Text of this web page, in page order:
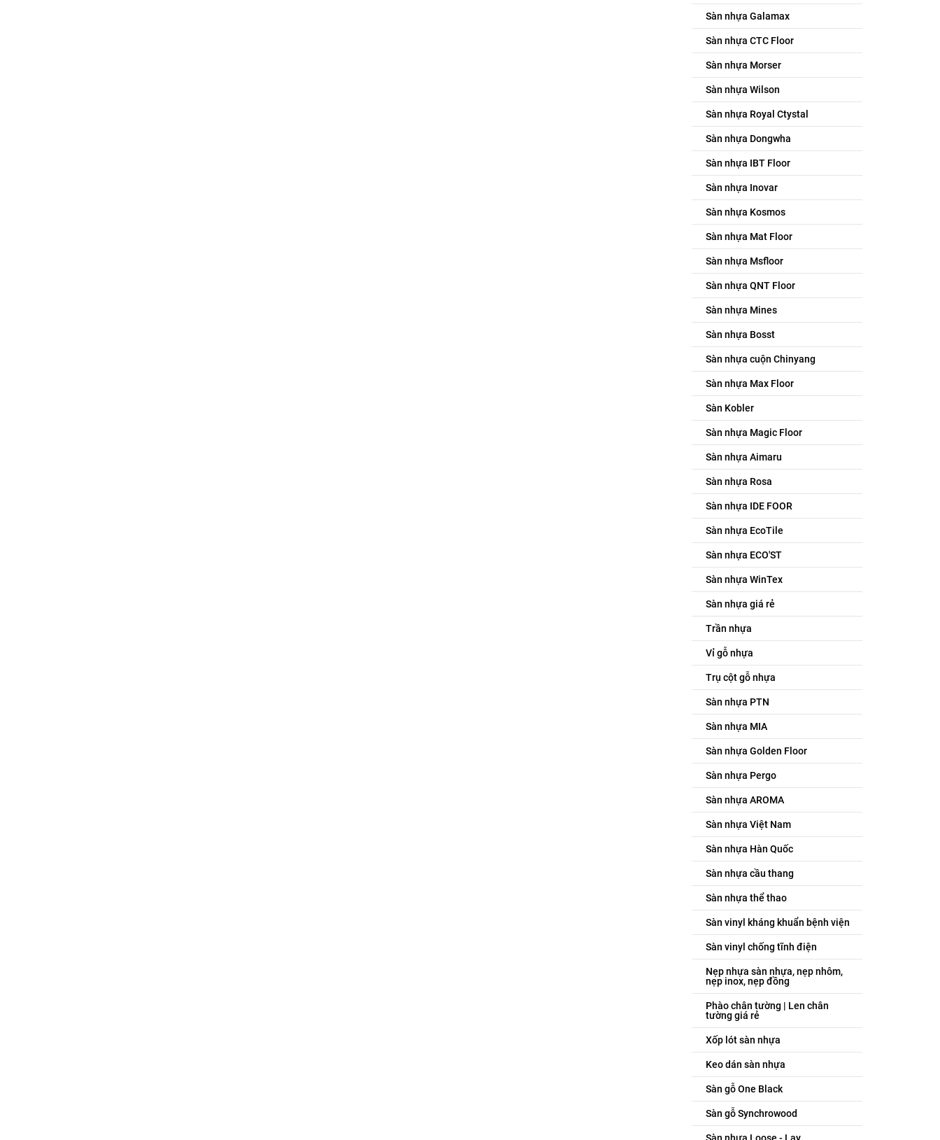
Sàn nhựa Galamax
Sàn nhựa CTC Floor
Sàn nhựa Morser
Sàn nhựa Wilson
Sàn nhựa Royal Ctystal
Sàn nhựa Dongwha
Sàn nhựa IBT Floor
Sàn nhựa Inovar
Sàn nhựa Kosmos
Sàn nhựa Mat Floor
Sàn nhựa Msfloor
Sàn nhựa QNT Floor
Sàn nhựa Mines
Sàn nhựa Bosst
Sàn nhựa cuộn Chinyang
Sàn nhựa Max Floor
Sàn Kobler
Sàn nhựa Magic Floor
Sàn nhựa Aimaru
Sàn nhựa Rosa
Sàn nhựa IDE FOOR
Sàn nhựa EcoTile
Sàn nhựa ECO'ST
Sàn nhựa WinTex
Sàn nhựa giá rẻ
Trần nhựa
Vỉ gỗ nhựa
Trụ cột gỗ nhựa
Sàn nhựa PTN
Sàn nhựa MIA
Sàn nhựa Golden Floor
Sàn nhựa Pergo
Sàn nhựa AROMA
Sàn nhựa Việt Nam
Sàn nhựa Hàn Quốc
Sàn nhựa cầu thang
Sàn nhựa thể thao
Sàn vinyl kháng khuẩn bệnh viện
Sàn vinyl chống tĩnh điện
Nẹp nhựa sàn nhựa, nẹp nhôm,
nẹp inox, nẹp đồng
Phào chân tường | Len chân
tường giá rẻ
Xốp lót sàn nhựa
Keo dán sàn nhựa
Sàn gỗ One Black
Sàn gỗ Synchrowood